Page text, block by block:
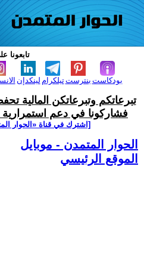
تابعونا
لينكدإن تيلكرامبنترست بودكاست
تبرعاتكم وتبرعاتكن المالية
فشاركونا في دعم استمرارية
[اشترك في قناة ‫«الحوار
الحوار المتمدن - موبايل
الموقع الرئيسي